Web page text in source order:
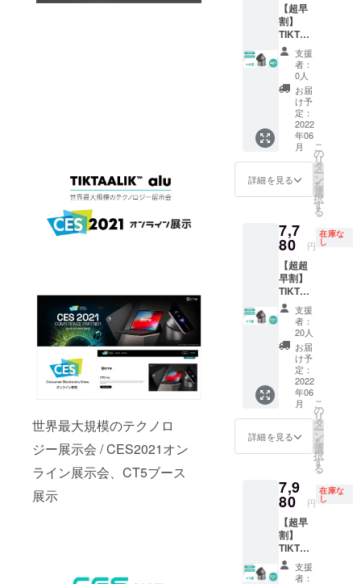
世界最大規模のテクノロ
ジー展示会 / CES2021オン
ライン展示会、CT5ブース
展示
【超早
割】
TIKTAA
LIK alu
4個 一
般販売
予定価
39,920
円の約
28%OF
(￥11,1
80円
OFF） ※
送料・
支援
者：
0人
お届
け予
定：
2022
年06
月
詳細を見る
こ
の
リ
タ
ー
ン
を
選
択
す
る
7,7
80 円
在庫な
し
【超超
早割】
TIKTAA
LIK alu
1個 一
般販売
予定価
格9,980
円の約
22%OF
(￥2,20
0円
OFF） ※
送料・
税込
支援
者：
20人
お届
け予
定：
2022
年06
月
詳細を見る
こ
の
リ
タ
ー
ン
を
選
択
す
る
7,9
80 円
在庫な
し
【超早
割】
TIKTAA
LIK alu
1個 一
支援
者：